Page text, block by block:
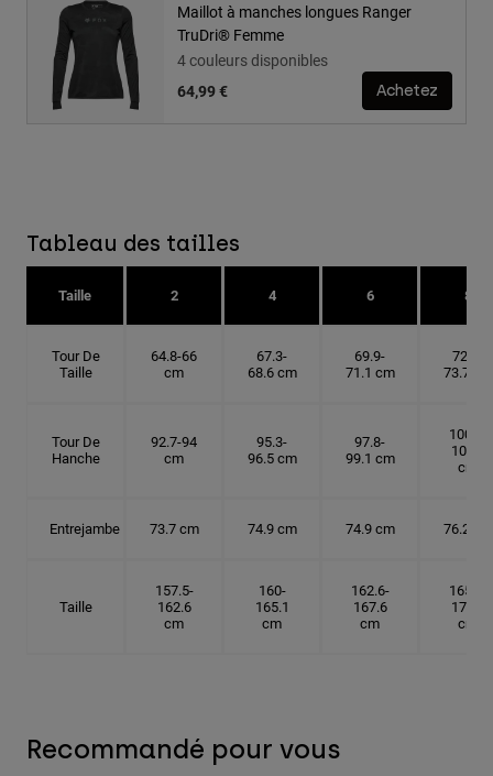
Maillot à manches longues Ranger
TruDri® Femme
4 couleurs disponibles
64,99 €
Achetez
Tableau des tailles
Taille 2 4 6 8
Tour De
Taille
64.8-66
cm
67.3-
68.6 cm
69.9-
71.1 cm
72.4-
73.7 cm
Tour De
Hanche
92.7-94
cm
95.3-
96.5 cm
97.8-
99.1 cm
100.3-
101.6
cm
Entrejambe 73.7 cm 74.9 cm 74.9 cm 76.2 cm
Taille
157.5-
162.6
cm
160-
165.1
cm
162.6-
167.6
cm
165.1-
172.7
cm
Recommandé pour vous